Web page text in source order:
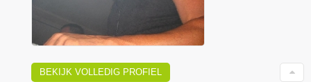
BEKIJK VOLLEDIG PROFIEL